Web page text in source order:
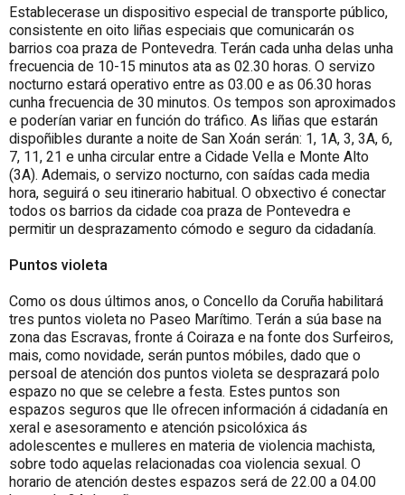
Establecerase un dispositivo especial de transporte público,
consistente en oito liñas especiais que comunicarán os
barrios coa praza de Pontevedra. Terán cada unha delas unha
frecuencia de 10-15 minutos ata as 02.30 horas. O servizo
nocturno estará operativo entre as 03.00 e as 06.30 horas
cunha frecuencia de 30 minutos. Os tempos son aproximados
e poderían variar en función do tráfico. As liñas que estarán
dispoñibles durante a noite de San Xoán serán: 1, 1A, 3, 3A, 6,
7, 11, 21 e unha circular entre a Cidade Vella e Monte Alto
(3A). Ademais, o servizo nocturno, con saídas cada media
hora, seguirá o seu itinerario habitual. O obxectivo é conectar
todos os barrios da cidade coa praza de Pontevedra e
permitir un desprazamento cómodo e seguro da cidadanía.
Puntos violeta
Como os dous últimos anos, o Concello da Coruña habilitará
tres puntos violeta no Paseo Marítimo. Terán a súa base na
zona das Escravas, fronte á Coiraza e na fonte dos Surfeiros,
mais, como novidade, serán puntos móbiles, dado que o
persoal de atención dos puntos violeta se desprazará polo
espazo no que se celebre a festa. Estes puntos son
espazos seguros que lle ofrecen información á cidadanía en
xeral e asesoramento e atención psicolóxica ás
adolescentes e mulleres en materia de violencia machista,
sobre todo aquelas relacionadas coa violencia sexual. O
horario de atención destes espazos será de 22.00 a 04.00